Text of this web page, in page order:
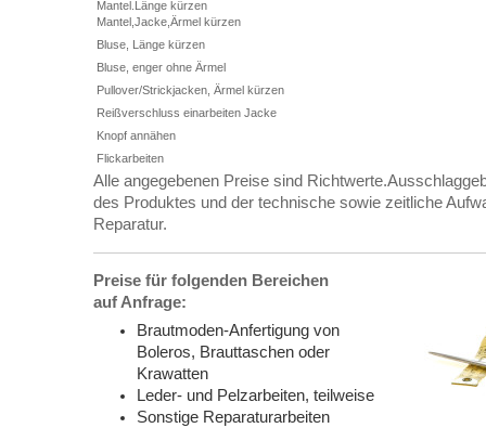
Mantel.Länge kürzen
Mantel,Jacke,Ärmel kürzen
Bluse, Länge kürzen
Bluse, enger ohne Ärmel
Pullover/Strickjacken, Ärmel kürzen
Reißverschluss einarbeiten Jacke
Knopf annähen
Flickarbeiten
Alle angegebenen Preise sind
des Produktes und der technische sowie zeitliche
Reparatur.
Preise für folgenden Bereichen
auf Anfrage:
Brautmoden-Anfertigung von
Boleros, Brauttaschen oder
Krawatten
Leder- und Pelzarbeiten, teilweise
Sonstige Reparaturarbeiten